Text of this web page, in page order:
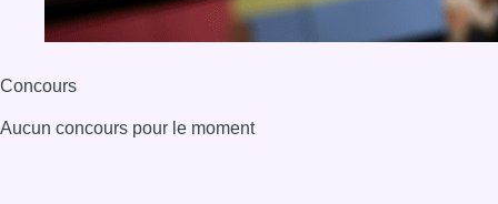
Concours
Aucun concours pour le moment